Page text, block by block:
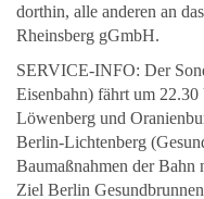
dorthin, alle anderen an
Rheinsberg gGmbH.
SERVICE-INFO: Der
Eisenbahn) fährt um
Löwenberg und
Berlin-Lichtenberg
Baumaßnahmen der Bahn
Ziel Berlin